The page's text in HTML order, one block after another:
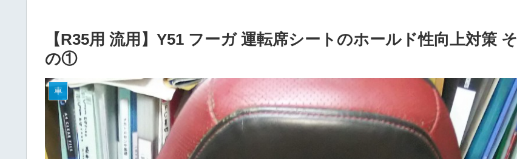
【R35用 流用】Y51 フーガ 運転席シートのホールド性向上対策 そ
の①
車